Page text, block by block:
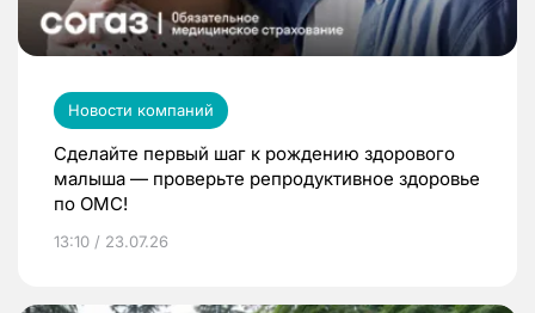
Новости компаний
Сделайте первый шаг к рождению здорового
малыша — проверьте репродуктивное здоровье
по ОМС!
13:10 / 23.07.26